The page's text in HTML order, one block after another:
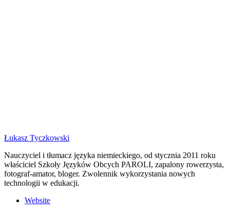
Łukasz Tyczkowski
Nauczyciel i tłumacz języka niemieckiego, od stycznia 2011 roku
właściciel Szkoły Języków Obcych PAROLI, zapalony rowerzysta,
fotograf-amator, bloger. Zwolennik wykorzystania nowych
technologii w edukacji.
Website